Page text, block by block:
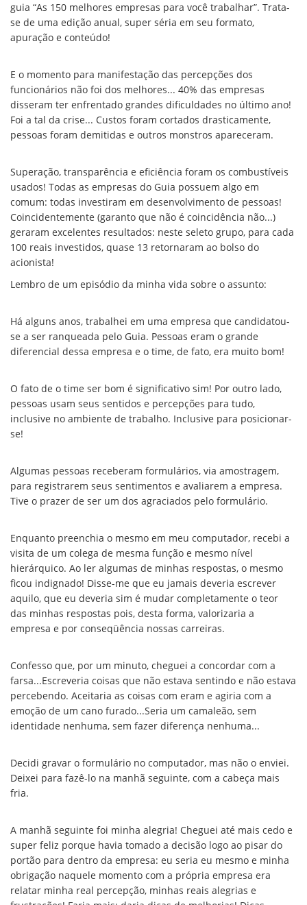
guia “As 150 melhores empresas para você trabalhar”. Trata-
se de uma edição anual, super séria em seu formato,
apuração e conteúdo!
E o momento para manifestação das percepções dos
funcionários não foi dos melhores... 40% das empresas
disseram ter enfrentado grandes dificuldades no último ano!
Foi a tal da crise... Custos foram cortados drasticamente,
pessoas foram demitidas e outros monstros apareceram.
Superação, transparência e eficiência foram os combustíveis
usados! Todas as empresas do Guia possuem algo em
comum: todas investiram em desenvolvimento de pessoas!
Coincidentemente (garanto que não é coincidência não...)
geraram excelentes resultados: neste seleto grupo, para cada
100 reais investidos, quase 13 retornaram ao bolso do
acionista!
Lembro de um episódio da minha vida sobre o assunto:
Há alguns anos, trabalhei em uma empresa que candidatou-
se a ser ranqueada pelo Guia. Pessoas eram o grande
diferencial dessa empresa e o time, de fato, era muito bom!
O fato de o time ser bom é significativo sim! Por outro lado,
pessoas usam seus sentidos e percepções para tudo,
inclusive no ambiente de trabalho. Inclusive para posicionar-
se!
Algumas pessoas receberam formulários, via amostragem,
para registrarem seus sentimentos e avaliarem a empresa.
Tive o prazer de ser um dos agraciados pelo formulário.
Enquanto preenchia o mesmo em meu computador, recebi a
visita de um colega de mesma função e mesmo nível
hierárquico. Ao ler algumas de minhas respostas, o mesmo
ficou indignado! Disse-me que eu jamais deveria escrever
aquilo, que eu deveria sim é mudar completamente o teor
das minhas respostas pois, desta forma, valorizaria a
empresa e por conseqüência nossas carreiras.
Confesso que, por um minuto, cheguei a concordar com a
farsa...Escreveria coisas que não estava sentindo e não estava
percebendo. Aceitaria as coisas com eram e agiria com a
emoção de um cano furado...Seria um camaleão, sem
identidade nenhuma, sem fazer diferença nenhuma...
Decidi gravar o formulário no computador, mas não o enviei.
Deixei para fazê-lo na manhã seguinte, com a cabeça mais
fria.
A manhã seguinte foi minha alegria! Cheguei até mais cedo e
super feliz porque havia tomado a decisão logo ao pisar do
portão para dentro da empresa: eu seria eu mesmo e minha
obrigação naquele momento com a própria empresa era
relatar minha real percepção, minhas reais alegrias e